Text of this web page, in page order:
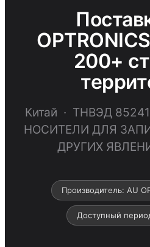
200+
Китай · ТНВЭД
НОСИТЕЛИ ДЛЯ
ДРУГИХ
Производитель: AU
Доступный